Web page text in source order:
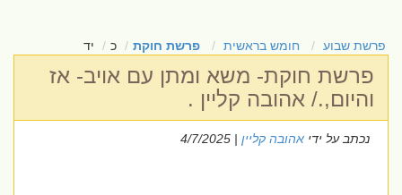
פרשת שבוע חומש בראשית פרשת חוקת כ יד
פרשת חוקת- משא ומתן עם אויב- אז
והיום,./ אהובה קליין .
נכתב על ידיאהובה קליין| 4/7/2025